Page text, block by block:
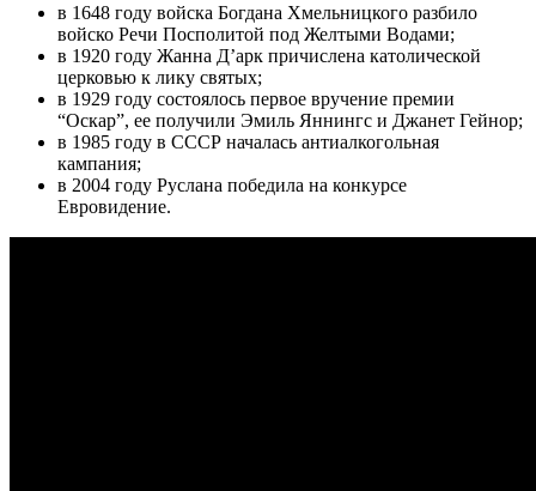
в 1648 году войска Богдана Хмельницкого разбило
войско Речи Посполитой под Желтыми Водами;
в 1920 году Жанна Д’арк причислена католической
церковью к лику святых;
в 1929 году состоялось первое вручение премии
“Оскар”, ее получили Эмиль Яннингс и Джанет Гейнор;
в 1985 году в СССР началась антиалкогольная
кампания;
в 2004 году Руслана победила на конкурсе
Евровидение.